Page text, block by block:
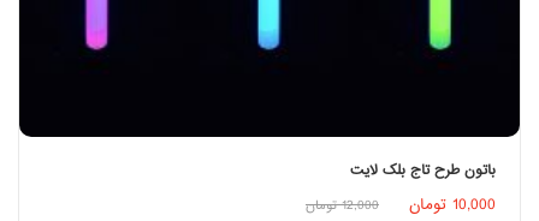
اطلاعات بیشتر
باتون طرح تاج بلک لایت
10,000 تومان 12,000 تومان